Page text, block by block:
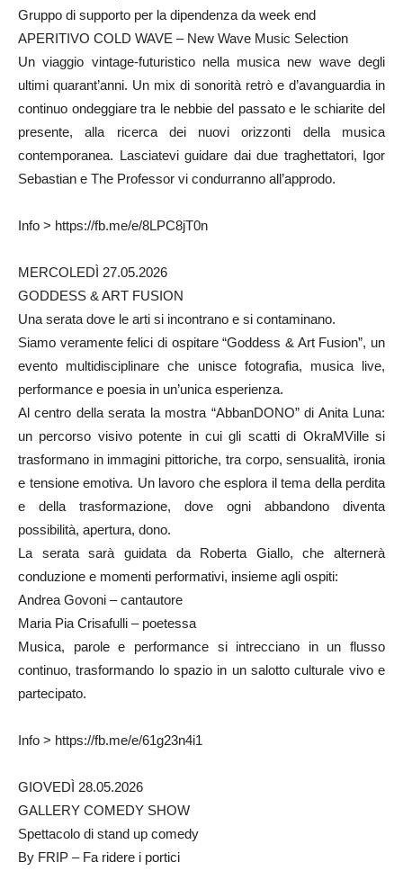
Gruppo di supporto per la dipendenza da week end
APERITIVO COLD WAVE – New Wave Music Selection
Un viaggio vintage-futuristico nella musica new wave degli
ultimi quarant’anni. Un mix di sonorità retrò e d’avanguardia in
continuo ondeggiare tra le nebbie del passato e le schiarite del
presente, alla ricerca dei nuovi orizzonti della musica
contemporanea. Lasciatevi guidare dai due traghettatori, Igor
Sebastian e The Professor vi condurranno all’approdo.
Info > https://fb.me/e/8LPC8jT0n
MERCOLEDÌ 27.05.2026
GODDESS & ART FUSION
Una serata dove le arti si incontrano e si contaminano.
Siamo veramente felici di ospitare “Goddess & Art Fusion”, un
evento multidisciplinare che unisce fotografia, musica live,
performance e poesia in un’unica esperienza.
Al centro della serata la mostra “AbbanDONO” di Anita Luna:
un percorso visivo potente in cui gli scatti di OkraMVille si
trasformano in immagini pittoriche, tra corpo, sensualità, ironia
e tensione emotiva. Un lavoro che esplora il tema della perdita
e della trasformazione, dove ogni abbandono diventa
possibilità, apertura, dono.
La serata sarà guidata da Roberta Giallo, che alternerà
conduzione e momenti performativi, insieme agli ospiti:
Andrea Govoni – cantautore
Maria Pia Crisafulli – poetessa
Musica, parole e performance si intrecciano in un flusso
continuo, trasformando lo spazio in un salotto culturale vivo e
partecipato.
Info > https://fb.me/e/61g23n4i1
GIOVEDÌ 28.05.2026
GALLERY COMEDY SHOW
Spettacolo di stand up comedy
By FRIP – Fa ridere i portici